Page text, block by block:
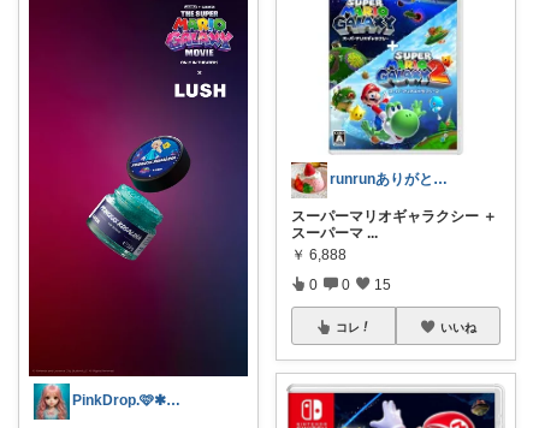
PinkDrop.🩷✱ご購入感謝ﾃﾞｽ
runrunありがとう( ◠‿◠ )
スーパーマリオギャラクシー ＋
スーパーマ ...
￥ 6,888
0 0 15
コレ いいね